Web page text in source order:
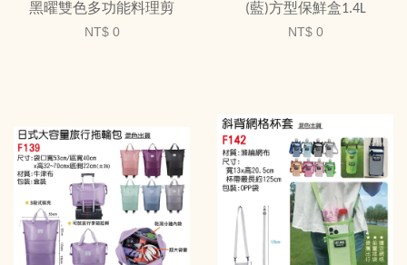
黑曜雙色多功能料理剪
NT$ 0
(藍)方型保鮮盒1.4L
NT$ 0